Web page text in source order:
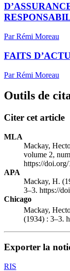
Par Rémi Moreau
FAITS
Par Rémi Moreau
Outils de
Citer cet article
MLA
Mackay,
volume 2,
https://
APA
Mackay, H.
3–3. https://
Chicago
Mackay,
(1934) : 3–3.
Exporter la
RIS